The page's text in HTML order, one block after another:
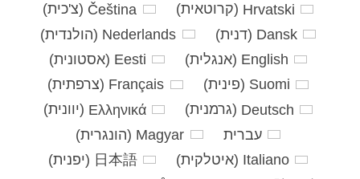
Hrvatski
(קרוטאית)
Čeština
(צ'כית)
Dansk
(דנית)
Nederlands
(הולנדית)
English
(אנגלית)
Eesti
(אסטונית)
Suomi
(פינית)
Français
(צרפתית)
Deutsch
(גרמנית)
Ελληνικά
(יוונית)
עברית
Magyar
(הונגרית)
Italiano
(איטלקית)
日本語
(יפנית)